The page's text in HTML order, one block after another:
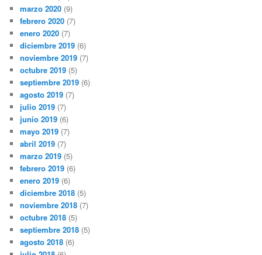
marzo 2020 (9)
febrero 2020 (7)
enero 2020 (7)
diciembre 2019 (6)
noviembre 2019 (7)
octubre 2019 (5)
septiembre 2019 (6)
agosto 2019 (7)
julio 2019 (7)
junio 2019 (6)
mayo 2019 (7)
abril 2019 (7)
marzo 2019 (5)
febrero 2019 (6)
enero 2019 (6)
diciembre 2018 (5)
noviembre 2018 (7)
octubre 2018 (5)
septiembre 2018 (5)
agosto 2018 (6)